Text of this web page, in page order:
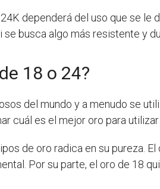
dependerá del uso que se le
busca algo más resistente y
18 o 24?
del mundo y a menudo se
cuál es el mejor oro para
de oro radica en su pureza.
Por su parte, el oro de 18